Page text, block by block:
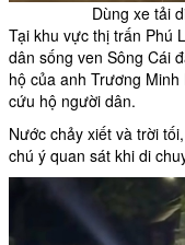
Dùng xe tải
Tại khu vực thị trấn Phú
dân sống ven Sông Cái
hộ của anh Trương
cứu hộ người dân.
Nước chảy xiết và trời
chú ý quan sát khi di